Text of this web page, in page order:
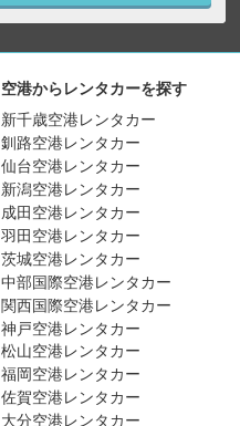
空港からレンタカーを探す
新千歳空港レンタカー
釧路空港レンタカー
仙台空港レンタカー
新潟空港レンタカー
成田空港レンタカー
羽田空港レンタカー
茨城空港レンタカー
中部国際空港レンタカー
関西国際空港レンタカー
神戸空港レンタカー
松山空港レンタカー
福岡空港レンタカー
佐賀空港レンタカー
大分空港レンタカー